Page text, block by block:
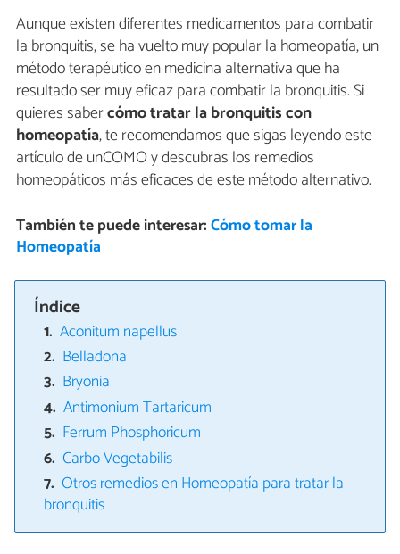
Aunque existen diferentes medicamentos para combatir
la bronquitis, se ha vuelto muy popular la homeopatía, un
método terapéutico en medicina alternativa que ha
resultado ser muy eficaz para combatir la bronquitis. Si
quieres sabercómo tratar la bronquitis con
homeopatía, te recomendamos que sigas leyendo este
artículo de unCOMO y descubras los remedios
homeopáticos más eficaces de este método alternativo.
También te puede interesar:Cómo tomar la
Homeopatía
Índice
Aconitum napellus
Belladona
Bryonia
Antimonium Tartaricum
Ferrum Phosphoricum
Carbo Vegetabilis
Otros remedios en Homeopatía para tratar la
bronquitis